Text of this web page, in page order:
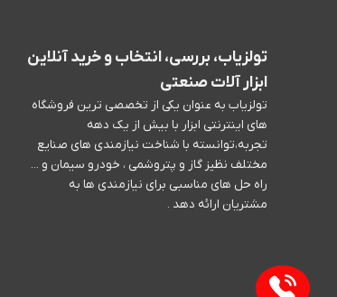
تولزیاب، بررسی، انتخاب و خرید آنلاین
ابزار آلات صنعتی
تولزیاب به عنوان یکی از تخصصی ترین فروشگاه
های اینترنتی ابزار با بیش از یک دهه
تجربه،توانسته با شناخت نیازمندی های صنایع
مختلف نظیز گاز و پتروشمی ، خودرو سیمان و ...
راه حل های مناسبی برای نیازمندی ها به
مشتریان ارائه دهد .